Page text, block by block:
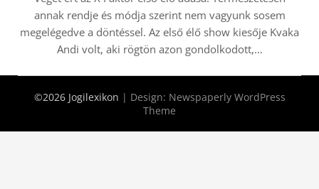
annak rendje és módja szerint nem vagyunk sosem
megelégedve a döntéssel. Az első élő show kiesője Kvaka
Andi volt, aki rögtön azon gondolkodott,…
©2026 Jogilexikon | Design: Newspaperly WordPress
Theme